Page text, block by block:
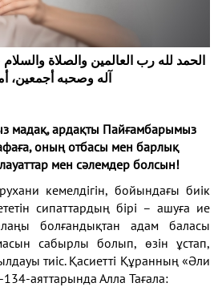
الحمد لله رب العالمين والصلاة
آله وصحبه أجمعين،
мадақ, ардақты Пайғамбарымыз
оның отбасы мен барлық
мен сәлемдер болсын!
кемелдігін, бойындағы биік
сипаттардың бірі – ашуға ие
болғандықтан адам баласы
сабырлы болып, өзін ұстап,
тиіс. Қасиетті Құранның «Әли
аяттарында Алла Тағала: